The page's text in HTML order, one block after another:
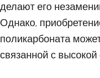
делают его
Однако,
поликарбоната
связанной с